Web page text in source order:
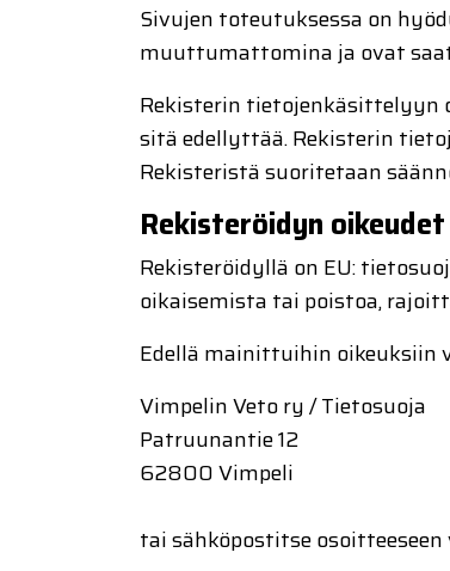
Sivujen toteutuksessa on
muuttumattomina ja ovat
Rekisterin tietojenkäsittelyyn
sitä edellyttää. Rekisterin
Rekisteristä suoritetaan
Rekisteröidyn oikeudet
Rekisteröidyllä on EU:
oikaisemista tai poistoa,
Edellä mainittuihin
Vimpelin Veto ry / Tietosuoja
Patruunantie 12
62800 Vimpeli
tai sähköpostitse osoitteeseen